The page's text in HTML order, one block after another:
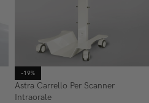
-19%
Astra Carrello Per Scanner
Intraorale